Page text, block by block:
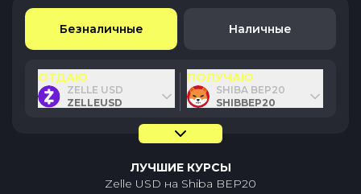
Безналичные Наличные
ОТДАЮ
ZELLE USD
ZELLEUSD
ПОЛУЧАЮ
SHIBA BEP20
SHIBBEP20
ЛУЧШИЕ КУРСЫ
Zelle USD на Shiba BEP20